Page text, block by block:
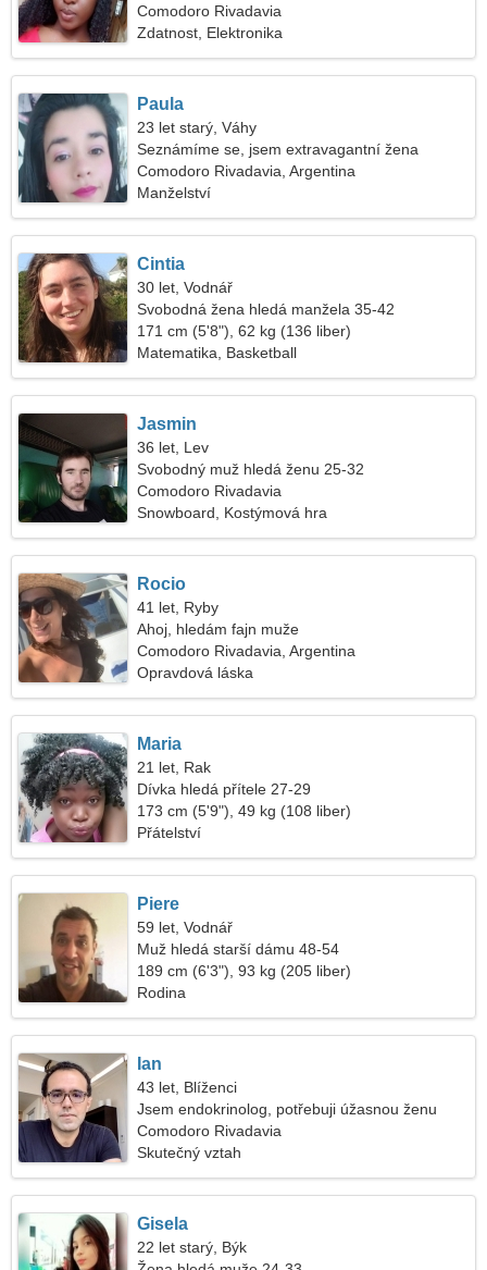
Comodoro Rivadavia
Zdatnost, Elektronika
Paula
23 let starý, Váhy
Seznámíme se, jsem extravagantní žena
Comodoro Rivadavia, Argentina
Manželství
Cintia
30 let, Vodnář
Svobodná žena hledá manžela 35-42
171 cm (5'8"), 62 kg (136 liber)
Matematika, Basketball
Jasmin
36 let, Lev
Svobodný muž hledá ženu 25-32
Comodoro Rivadavia
Snowboard, Kostýmová hra
Rocio
41 let, Ryby
Ahoj, hledám fajn muže
Comodoro Rivadavia, Argentina
Opravdová láska
Maria
21 let, Rak
Dívka hledá přítele 27-29
173 cm (5'9"), 49 kg (108 liber)
Přátelství
Piere
59 let, Vodnář
Muž hledá starší dámu 48-54
189 cm (6'3"), 93 kg (205 liber)
Rodina
Ian
43 let, Blíženci
Jsem endokrinolog, potřebuji úžasnou ženu
Comodoro Rivadavia
Skutečný vztah
Gisela
22 let starý, Býk